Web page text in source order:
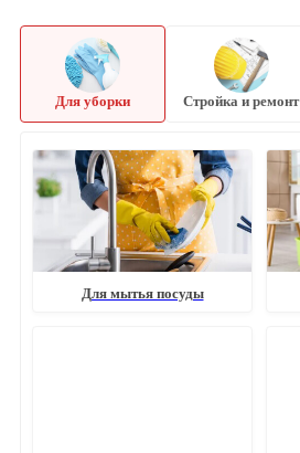
Для уборки Стройка и ремонт
Для мытья посуды